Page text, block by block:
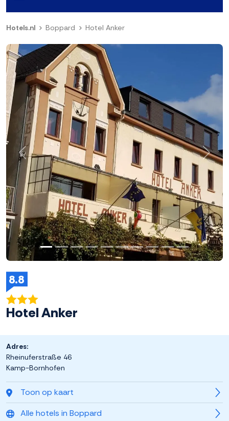
Hotels.nl Boppard Hotel Anker
8.8
Hotel Anker
Toon op kaart
Alle hotels in Boppard
Adres:
Rheinuferstraße 46
Kamp-Bornhofen